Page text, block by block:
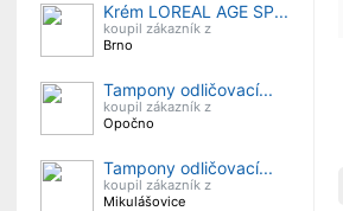
Krém LOREAL AGE SP...
koupil zákazník z
Brno
Tampony odličovací...
koupil zákazník z
Opočno
Tampony odličovací...
koupil zákazník z
Mikulášovice